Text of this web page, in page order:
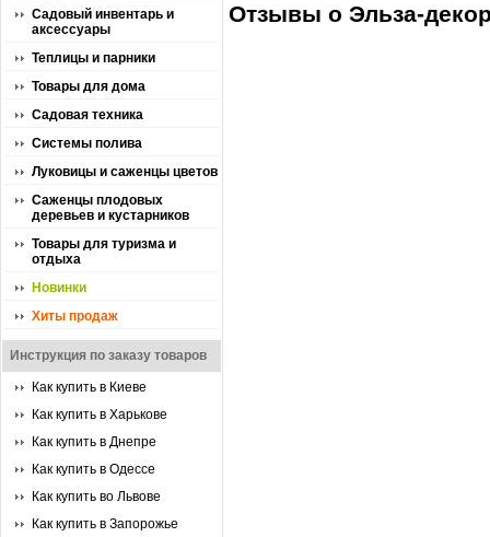
Садовый инвентарь и
аксессуары
Теплицы и парники
Товары для дома
Садовая техника
Системы полива
Луковицы и саженцы цветов
Саженцы плодовых
деревьев и кустарников
Товары для туризма и
отдыха
Новинки
Хиты продаж
Инструкция по заказу товаров
Как купить в Киеве
Как купить в Харькове
Как купить в Днепре
Как купить в Одессе
Как купить во Львове
Как купить в Запорожье
Отзывы о Эльза-